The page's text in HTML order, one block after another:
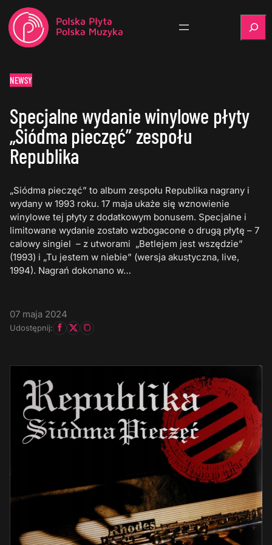
NEWSY
Specjalne wydanie winylowe płyty
„Siódma pieczęć” zespołu
Republika
„Siódma pieczęć” to album zespołu Republika nagrany i
wydany w 1993 roku. 17 maja ukaże się wznowienie
winylowe tej płyty z dodatkowym bonusem. Specjalne i
limitowane wydanie zostało wzbogacone o drugą płytę – 7
calowy singiel – z utworami „Betlejem jest wszędzie”
(1993) i „Tu jestem w niebie” (wersja akustyczna, live,
1994). Nagrań dokonano w…
07 maja 2024
Udostępnij: